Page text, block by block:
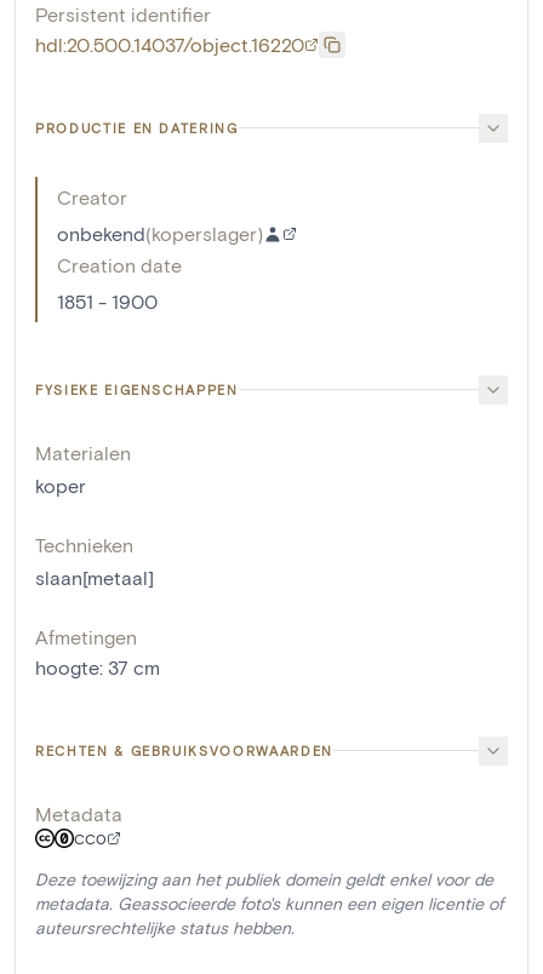
Persistent identifier
hdl:20.500.14037/object.16220
PRODUCTIE EN DATERING
Creator
onbekend(koperslager)
Creation date
1851 - 1900
FYSIEKE EIGENSCHAPPEN
Materialen
koper
Technieken
slaan[metaal]
Afmetingen
hoogte: 37 cm
RECHTEN & GEBRUIKSVOORWAARDEN
Metadata
CC0
Deze toewijzing aan het publiek domein geldt enkel voor de
metadata. Geassocieerde foto's kunnen een eigen licentie of
auteursrechtelijke status hebben.